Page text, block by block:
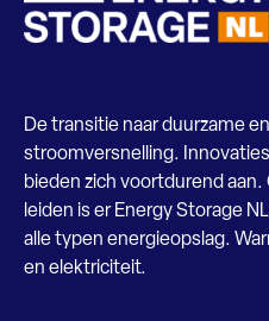
De transitie naar duurzame
stroomversnelling.
bieden zich voortdurend
leiden is er Energy Storage
alle typen energieopslag.
en elektriciteit.